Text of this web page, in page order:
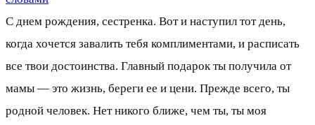
С днем рождения, сестренка. Вот и наступил тот день,
когда хочется завалить тебя комплиментами, и расписать
все твои достоинства. Главный подарок ты получила от
мамы — это жизнь, береги ее и цени. Прежде всего, ты
родной человек. Нет никого ближе, чем ты, ты моя